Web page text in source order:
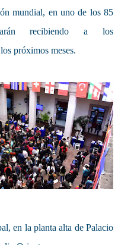
mundial, en uno de los 85
recibiendo a los
próximos meses.
en la planta alta de Palacio